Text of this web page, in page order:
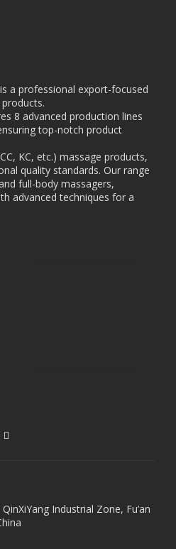
a professional export-focused
8 advanced production lines
top-notch product
KC, etc.) massage products,
quality standards. Our range
full-body massagers,
advanced techniques for a
Industrial Zone, Fu’an